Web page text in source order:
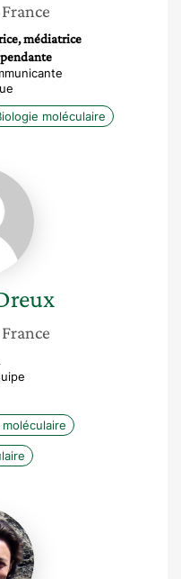
médiatrice
moléculaire